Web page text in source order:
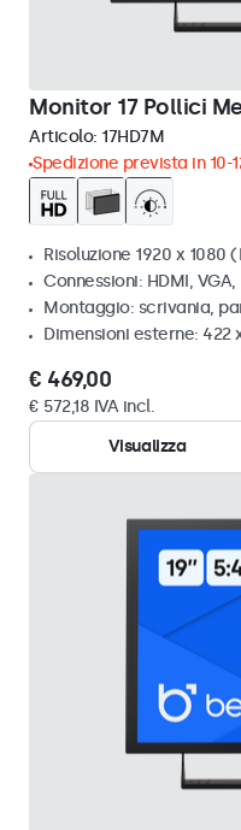
Monitor 17 Pollici
Articolo: 17HD7M
Spedizione prevista in 10-
Risoluzione 1920 x 1080
Connessioni: HDMI, VGA,
Montaggio: scrivania,
Dimensioni esterne: 422
€ 469,00
€ 572,18 IVA incl.
Visualizza